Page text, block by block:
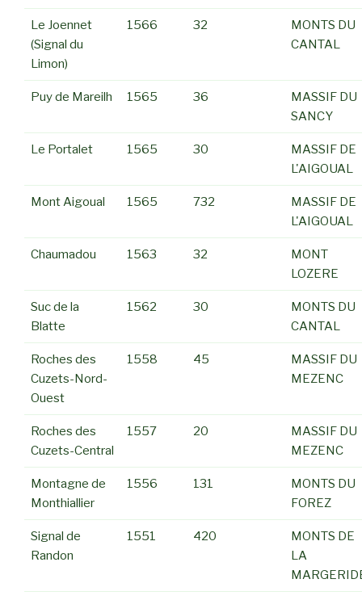
Le Joennet
(Signal du
Limon)
1566 32
MONTS DU
CANTAL
Puy de Mareilh 1565 36
MASSIF DU
SANCY
Le Portalet 1565 30
MASSIF DE
L'AIGOUAL
Mont Aigoual 1565 732
MASSIF DE
L'AIGOUAL
Chaumadou 1563 32
MONT
LOZERE
Suc de la
Blatte
1562 30
MONTS DU
CANTAL
Roches des
Cuzets-Nord-
Ouest
1558 45
MASSIF DU
MEZENC
Roches des
Cuzets-Central
1557 20
MASSIF DU
MEZENC
Montagne de
Monthiallier
1556 131
MONTS DU
FOREZ
Signal de
Randon
1551 420
MONTS DE
LA